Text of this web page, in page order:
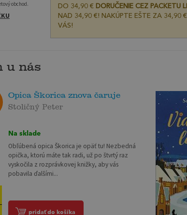
obchod. DO 34,90 € DORUČENIE CEZ PACKETU
NAD 34,90 €! NAKÚPTE EŠTE ZA 34,90
VÁS!
u nás
Opica Škorica znova čaruje
Stoličný Peter
Na sklade
Obľúbená opica Škorica je opäť tu! Nezbedná
opička, ktorú máte tak radi, už po štvrtý raz
vyskočila z rozprávkovej knižky, aby vás
pobavila ďalšími...
pridať do košíka